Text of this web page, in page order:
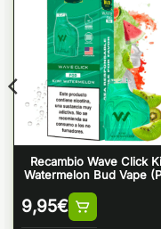
Recambio Wave Click
Watermelon Bud Vape
9,95€